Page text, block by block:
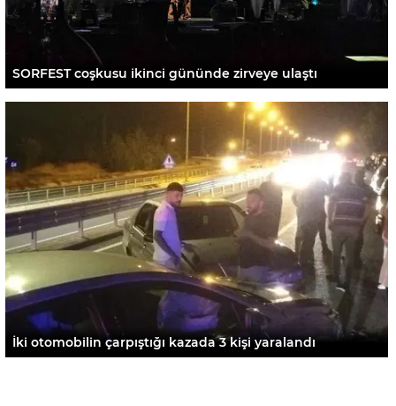
SORFEST coşkusu ikinci gününde zirveye ulaştı
İki otomobilin çarpıştığı kazada 3 kişi yaralandı